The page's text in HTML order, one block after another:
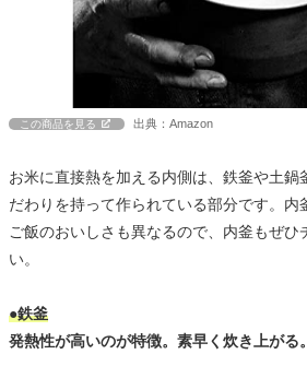
この商品を見る 出典：Amazon
お米に直接熱を加える内側は、鉄釜や土鍋
だわりを持って作られている部分です。内
ご飯のおいしさも異なるので、内釜もぜひ
い。
●鉄釜
発熱性が高いのが特徴。素早く炊き上がる。